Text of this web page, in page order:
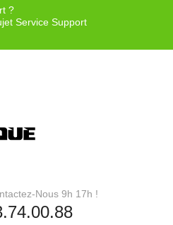
?
Service Support
Nous 9h 17h !